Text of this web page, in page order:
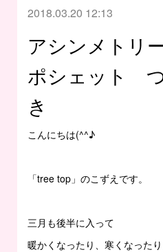
2018.03.20 12:13
アシンメトリ
ポシェット
き
こんにちは(^^♪
「tree top」のこずえです。
三月も後半に入って
暖かくなったり、寒くなったり